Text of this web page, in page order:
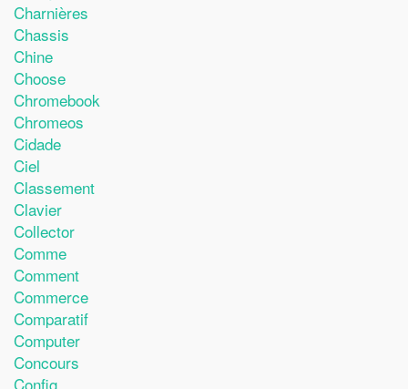
Charnières
Chassis
Chine
Choose
Chromebook
Chromeos
Cidade
Ciel
Classement
Clavier
Collector
Comme
Comment
Commerce
Comparatif
Computer
Concours
Config